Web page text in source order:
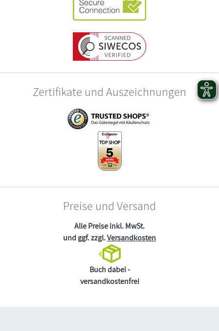
Zertifikate und Auszeichnungen
Preise und Versand
Alle Preise inkl. MwSt.
und ggf. zzgl.Versandkosten
Buch dabei -
versandkostenfrei